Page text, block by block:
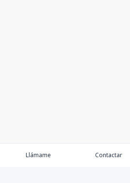
Llámame Contactar